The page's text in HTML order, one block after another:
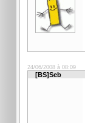
24/06/2008 à 08:09
[BS]Seb